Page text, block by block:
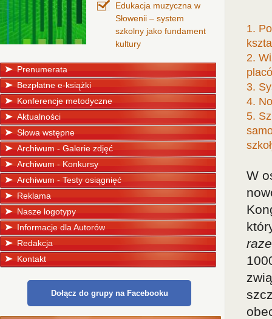
Edukacja muzyczna w
Słowenii – system
szkolny jako fundament
kultury
Prenumerata
Bezpłatne e-książki
Konferencje metodyczne
Aktualności
Słowa wstępne
Archiwum - Galerie zdjęć
Archiwum - Konkursy
Archiwum - Testy osiągnięć
Reklama
Nasze logotypy
Informacje dla Autorów
Redakcja
Kontakt
Dołącz do grupy na Facebooku
1.
2.
3.
4.
5.
W